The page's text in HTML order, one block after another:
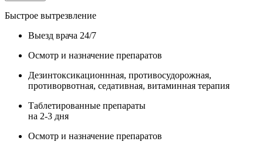
Быстрое вытрезвление
Выезд врача 24/7
Осмотр и назначение препаратов
Дезинтоксикационнная, противосудорожная,
противорвотная, седативная, витаминная терапия
Таблетированные препараты
на 2-3 дня
Осмотр и назначение препаратов